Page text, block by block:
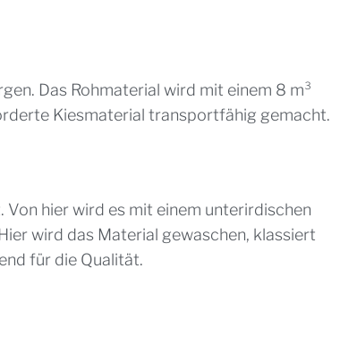
Das Rohmaterial wird mit einem 8 m³
Kiesmaterial transportfähig gemacht.
hier wird es mit einem unterirdischen
wird das Material gewaschen, klassiert
für die Qualität.